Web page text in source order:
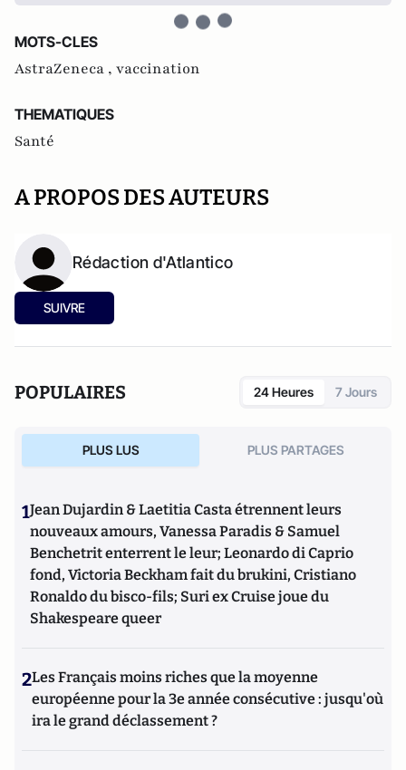
MOTS-CLES
AstraZeneca , vaccination
THEMATIQUES
Santé
A PROPOS DES AUTEURS
Rédaction d'Atlantico
SUIVRE
POPULAIRES 24 Heures 7 Jours
PLUS LUS PLUS PARTAGES
1Jean Dujardin & Laetitia Casta étrennent leurs
nouveaux amours, Vanessa Paradis & Samuel
Benchetrit enterrent le leur; Leonardo di Caprio
fond, Victoria Beckham fait du brukini, Cristiano
Ronaldo du bisco-fils; Suri ex Cruise joue du
Shakespeare queer
2Les Français moins riches que la moyenne
européenne pour la 3e année consécutive : jusqu'où
ira le grand déclassement ?